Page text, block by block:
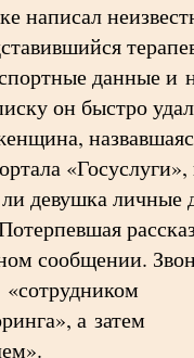
написал
данные и
он быстро
девушка личные
сообщении.
«сотрудником
а затем